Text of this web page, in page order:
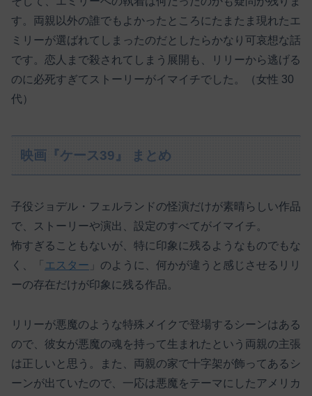
す。両親以外の誰でもよかったところにたまたま現れたエ
ミリーが選ばれてしまったのだとしたらかなり可哀想な話
です。恋人まで殺されてしまう展開も、リリーから逃げる
のに必死すぎてストーリーがイマイチでした。（女性 30
代）
映画『ケース39』 まとめ
子役ジョデル・フェルランドの怪演だけが素晴らしい作品
で、ストーリーや演出、設定のすべてがイマイチ。
怖すぎることもないが、特に印象に残るようなものでもな
く、「 エスター 」のように、何かが違うと感じさせるリリ
ーの存在だけが印象に残る作品。
リリーが悪魔のような特殊メイクで登場するシーンはある
ので、彼女が悪魔の魂を持って生まれたという両親の主張
は正しいと思う。また、両親の家で十字架が飾ってあるシ
ーンが出ていたので、一応は悪魔をテーマにしたアメリカ